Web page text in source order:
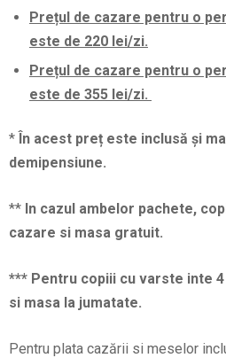
Prețul de cazare pentru o
este de 220 lei/zi.
Prețul de cazare pentru o
este de 355 lei/zi.
* În acest preț este inclusă și
demipensiune.
** In cazul ambelor pachete,
cazare si masa gratuit.
*** Pentru copiii cu varste inte
si masa la jumatate.
Pentru plata cazării si meselor